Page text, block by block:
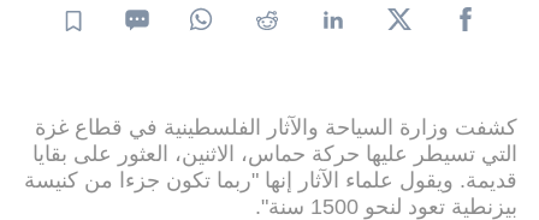
كشفت وزارة السياحة والآثار الفلسطينية في قطاع غزة
التي تسيطر عليها حركة حماس، الاثنين، العثور على بقايا
قديمة. ويقول علماء الآثار إنها "ربما تكون جزءا من كنيسة
بيزنطية تعود لنحو 1500 سنة".